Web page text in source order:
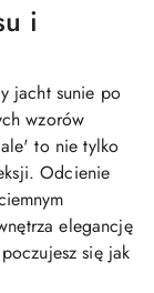
i
jacht sunie po
wzorów
to nie tylko
Odcienie
elegancję
się jak